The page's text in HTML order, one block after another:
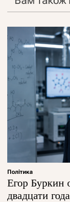
Політика
Егор Буркин
двадцати